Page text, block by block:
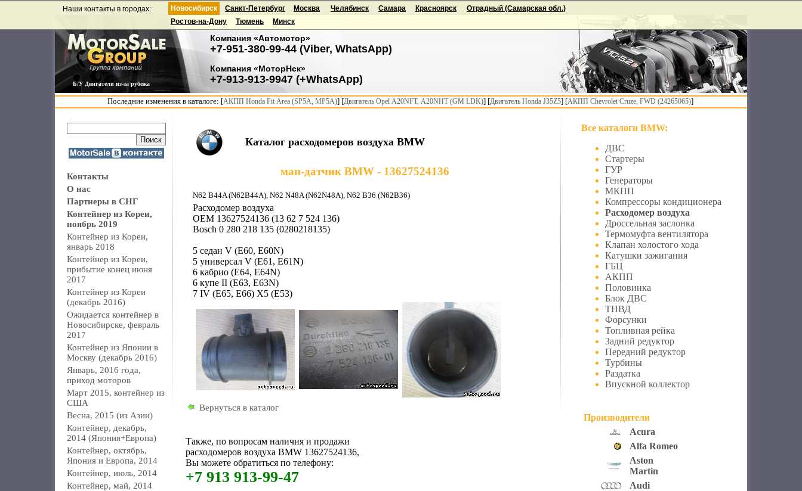
Б/У Двигатели из-за рубежа
Наши контакты в городах: Новосибирск
Компания «Автомотор»
+7-951-380-99-44 (Viber, WhatsApp)
Компания «МоторНск»
+7-913-913-9947 (+WhatsApp)
Санкт-Петербург Москва Челябинск Самара Красноярск
Отрадный (Самарская обл.)
Ростов-на-Дону
Тюмень Минск
Последние изменения в каталоге: [АКПП Honda Fit Area (SP5A, MP5A)] [Двигатель Opel A20NFT, A20NHT (GM LDK)] [Двигатель Honda J35Z5] [АКПП Chevrolet Cruze, FWD (24265065)]
Контакты
О нас
Партнеры в СНГ
Контейнер из Кореи,
ноябрь 2019
Контейнер из Кореи,
январь 2018
Контейнер из Кореи,
прибытие конец июня
2017
Контейнер из Кореи
(декабрь 2016)
Ожидается контейнер в
Новосибирске, февраль
2017
Контейнер из Японии в
Москву (декабрь 2016)
Январь, 2016 года,
приход моторов
Март 2015, контейнер из
США
Весна, 2015 (из Азии)
Контейнер, декабрь,
2014 (Япония+Европа)
Контейнер, октябрь,
Япония и Европа, 2014
Контейнер, июль, 2014
Контейнер, май, 2014
Каталог расходомеров воздуха BMW
мап-датчик BMW - 13627524136
N62 B44A (N62B44A), N62 N48A (N62N48A), N62 B36 (N62B36)
Расходомер воздуха
OEM 13627524136 (13 62 7 524 136)
Bosch 0 280 218 135 (0280218135)
5 седан V (E60, E60N)
5 универсал V (E61, E61N)
6 кабрио (E64, E64N)
6 купе II (E63, E63N)
7 IV (E65, E66) X5 (E53)
Вернуться в каталог
Также, по вопросам наличия и продажи
расходомеров воздуха BMW 13627524136,
Вы можете обратиться по телефону:
+7 913 913-99-47
Все каталоги BMW:
ДВС
Стартеры
ГУР
Генераторы
МКПП
Компрессоры кондиционера
Расходомер воздуха
Дроссельная заслонка
Термомуфта вентилятора
Клапан холостого хода
Катушки зажигания
ГБЦ
АКПП
Половинка
Блок ДВС
ТНВД
Форсунки
Топливная рейка
Задний редуктор
Передний редуктор
Турбины
Раздатка
Впускной коллектор
Производители
Acura
Alfa Romeo
Aston
Martin
Audi